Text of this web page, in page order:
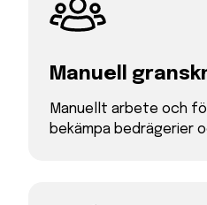
Manuell
Manuellt arbete och
bekämpa bedrägerier